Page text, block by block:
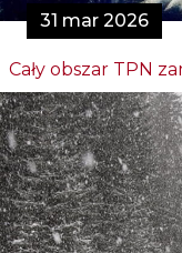
31 mar 2026
Cały obszar TPN